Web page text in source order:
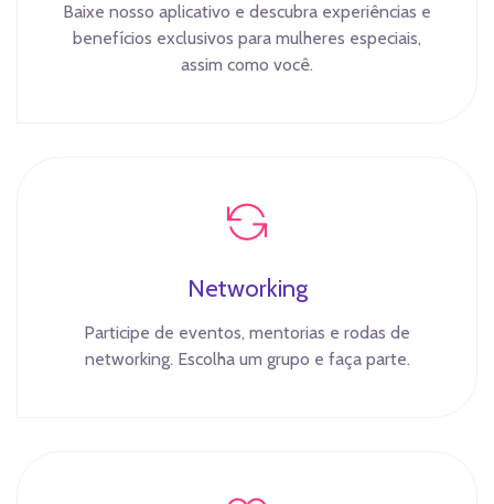
Baixe nosso aplicativo e descubra experiências e
benefícios exclusivos para mulheres especiais,
assim como você.
Networking
Participe de eventos, mentorias e rodas de
networking. Escolha um grupo e faça parte.